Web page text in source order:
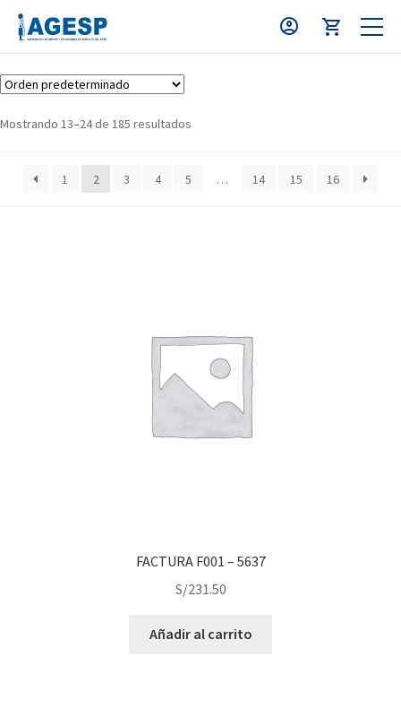
Mostrando 13–24 de 185 resultados
1 2 3 4 5 … 14 15 16
FACTURA F001 – 5637
S/231.50
Añadir al carrito